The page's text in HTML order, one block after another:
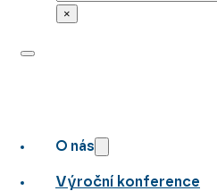
×
O nás
Výroční konference